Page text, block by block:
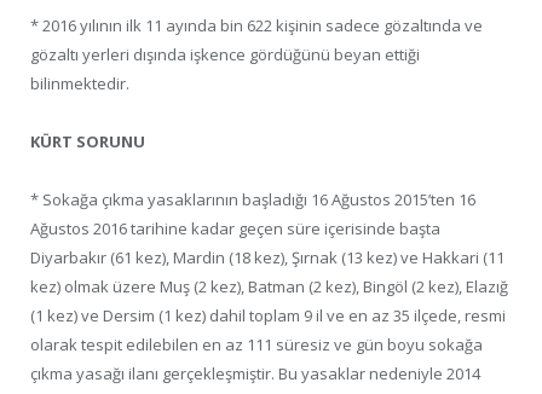
* 2016 yılının ilk 11 ayında bin 622 kişinin sadece gözaltında ve
gözaltı yerleri dışında işkence gördüğünü beyan ettiği
bilinmektedir.
KÜRT SORUNU
* Sokağa çıkma yasaklarının başladığı 16 Ağustos 2015’ten 16
Ağustos 2016 tarihine kadar geçen süre içerisinde başta
Diyarbakır (61 kez), Mardin (18 kez), Şırnak (13 kez) ve Hakkari (11
kez) olmak üzere Muş (2 kez), Batman (2 kez), Bingöl (2 kez), Elazığ
(1 kez) ve Dersim (1 kez) dahil toplam 9 il ve en az 35 ilçede, resmi
olarak tespit edilebilen en az 111 süresiz ve gün boyu sokağa
çıkma yasağı ilanı gerçekleşmiştir. Bu yasaklar nedeniyle 2014